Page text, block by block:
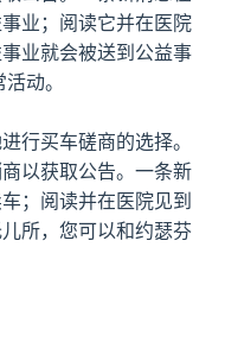
业；阅读它并在医院
业就会被送到公益事
动。
行买车磋商的选择。
以获取公告。一条新
；阅读并在医院见到
所，您可以和约瑟芬